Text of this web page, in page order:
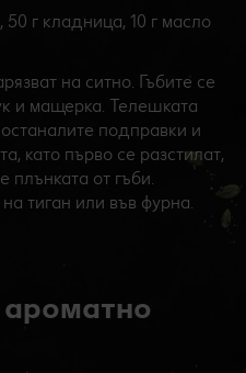
50 г кладница, 10 г масло
на ситно. Гъбите се
и мащерка. Телешката
подправки и
като първо се разстилат,
от гъби.
тиган или във фурна.